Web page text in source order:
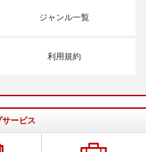
ジャンル一覧
利用規約
ービス